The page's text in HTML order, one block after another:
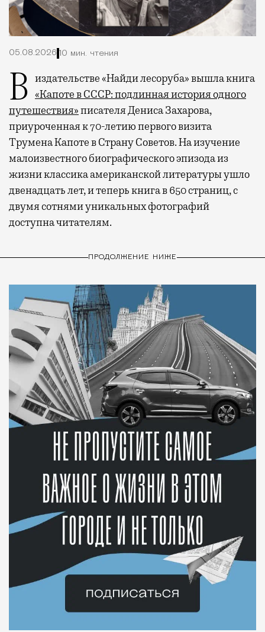
05.08.2026 10 мин. чтения
В издательстве «Найди лесоруба» вышла книга
«Капоте в СССР: подлинная история одного
путешествия»писателя Дениса Захарова,
приуроченная к 70-летию первого визита
Трумена Капоте в Страну Советов. На изучение
малоизвестного биографического эпизода из
жизни классика американской литературы ушло
двенадцать лет, и теперь книга в 650 страниц, с
двумя сотнями уникальных фотографий
доступна читателям.
ПРОДОЛЖЕНИЕ НИЖЕ